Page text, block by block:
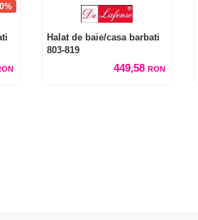
Halat de baie/casa barbati
803-819
449,58 RON